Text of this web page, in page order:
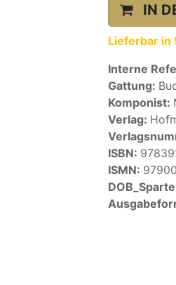
IN
Lieferbar in
Interne
Gattung:
Komponist:
Verlag:
ISBN:
ISMN: